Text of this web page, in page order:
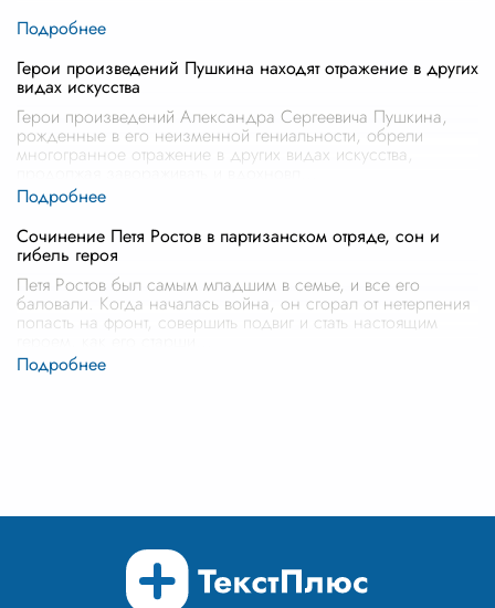
Герои произведений Пушкина находят отражение в других
видах искусства
Герои произведений Александра Сергеевича Пушкина,
рожденные в его неизменной гениальности, обрели
многогранное отражение в других видах искусства,
Сочинение Петя Ростов в партизанском отряде, сон и
гибель героя
Петя Ростов был самым младшим в семье, и все его
баловали. Когда началась война, он сгорал от нетерпения
попасть на фронт, совершить подвиг и стать настоящим